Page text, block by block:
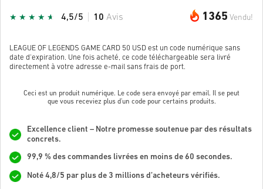
1365 Vendu!
4,5/5 10 Avis
LEAGUE OF LEGENDS GAME CARD 50 USD est un code numérique sans
date d'expiration. Une fois acheté, ce code téléchargeable sera livré
directement à votre adresse e-mail sans frais de port.
Ceci est un produit numérique. Le code sera envoyé par email. Il se peut
que vous receviez plus d'un code pour certains produits.
Excellence client – Notre promesse soutenue par des résultats
concrets.
99,9 % des commandes livrées en moins de 60 secondes.
Noté 4,8/5 par plus de 3 millions d’acheteurs vérifiés.